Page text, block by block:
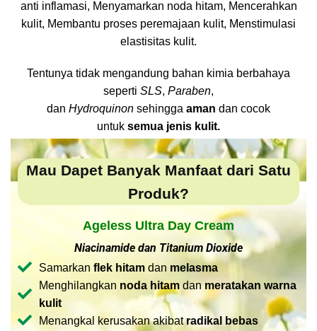
anti inflamasi, Menyamarkan noda hitam, Mencerahkan
kulit, Membantu proses peremajaan kulit, Menstimulasi
elastisitas kulit.
Tentunya tidak mengandung bahan kimia berbahaya
seperti SLS, Paraben,
dan Hydroquinon sehingga aman dan cocok
untuk semua jenis kulit.
Mau Dapet Banyak Manfaat dari Satu
Produk?
Ageless Ultra Day Cream
Niacinamide dan Titanium Dioxide
Samarkan flek hitam dan melasma
Menghilangkan noda hitam dan meratakan warna
kulit
Menangkal kerusakan akibatradikal bebas